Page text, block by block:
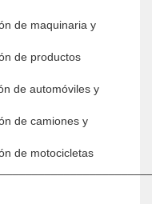
de maquinaria y
de productos
de automóviles y
de camiones y
de motocicletas